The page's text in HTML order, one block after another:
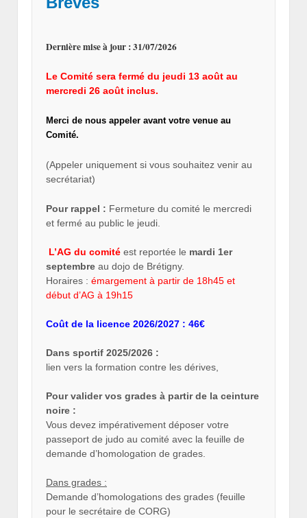
Dernière mise à jour : 31/07/2026
Le Comité sera fermé du jeudi 13 août au
mercredi 26 août inclus.
Merci de nous appeler avant votre venue au
Comité.
(Appeler uniquement si vous souhaitez venir au
secrétariat)
Pour rappel : Fermeture du comité le mercredi
et fermé au public le jeudi.
L’AG du comité est reportée le mardi 1er
septembre au dojo de Brétigny.
Horaires : émargement à partir de 18h45 et
début d’AG à 19h15
Coût de la licence 2026/2027 : 46€
Dans sportif 2025/2026 :
lien vers la formation contre les dérives,
Pour valider vos grades à partir de la ceinture
noire :
Vous devez impérativement déposer votre
passeport de judo au comité avec la feuille de
demande d’homologation de grades.
Dans grades :
Demande d’homologations des grades (feuille
pour le secrétaire de CORG)